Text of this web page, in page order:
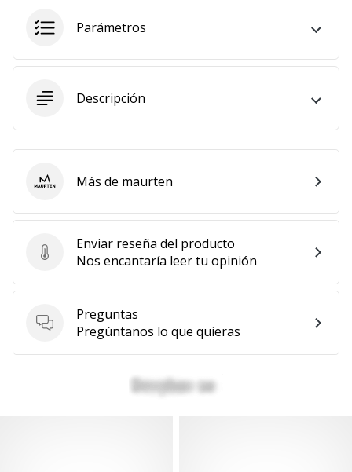
Mostrar
todos
los
Parámetros
Descripción
Enviar reseña del producto
Enviar reseña del producto
Nos encantaría leer tu opinión
Preguntas
Preguntas
Pregúntanos lo que quieras
maurtenMás de maurten